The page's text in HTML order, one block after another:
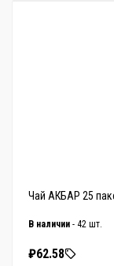
Чай АКБАР 25
В наличии - 42 шт.
₽62.58